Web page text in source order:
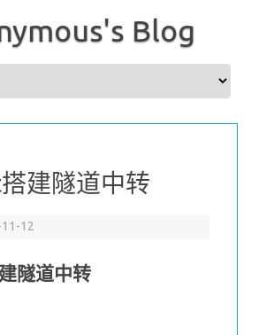
Blog
建隧道中转
12
隧道中转